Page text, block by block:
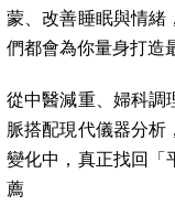
蒙、改善睡眠與情緒
們都會為你量身打造
從中醫減重、婦科調
脈搭配現代儀器分析
變化中，真正找回「
薦